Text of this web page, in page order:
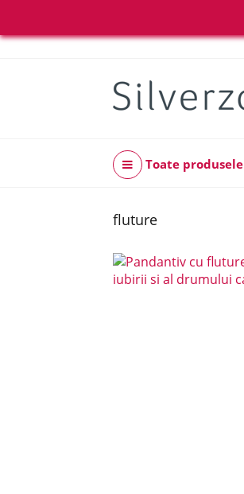
Toate produsele
fluture